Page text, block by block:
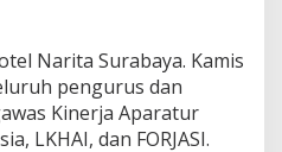
Narita Surabaya. Kamis
pengurus dan
Kinerja Aparatur
LKHAI, dan FORJASI.